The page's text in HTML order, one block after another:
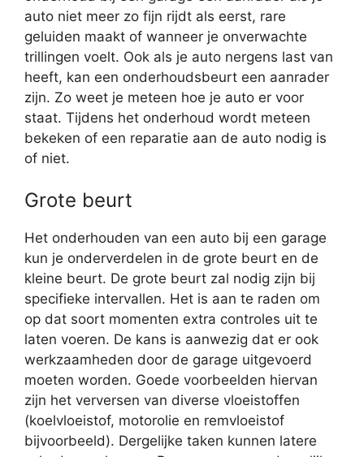
auto niet meer zo fijn rijdt als eerst, rare
geluiden maakt of wanneer je onverwachte
trillingen voelt. Ook als je auto nergens last van
heeft, kan een onderhoudsbeurt een aanrader
zijn. Zo weet je meteen hoe je auto er voor
staat. Tijdens het onderhoud wordt meteen
bekeken of een reparatie aan de auto nodig is
of niet.
Grote beurt
Het onderhouden van een auto bij een garage
kun je onderverdelen in de grote beurt en de
kleine beurt. De grote beurt zal nodig zijn bij
specifieke intervallen. Het is aan te raden om
op dat soort momenten extra controles uit te
laten voeren. De kans is aanwezig dat er ook
werkzaamheden door de garage uitgevoerd
moeten worden. Goede voorbeelden hiervan
zijn het verversen van diverse vloeistoffen
(koelvloeistof, motorolie en remvloeistof
bijvoorbeeld). Dergelijke taken kunnen latere